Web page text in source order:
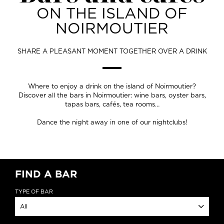
ON THE ISLAND OF
NOIRMOUTIER
SHARE A PLEASANT MOMENT TOGETHER OVER A DRINK
Where to enjoy a drink on the island of Noirmoutier?
Discover all the bars in Noirmoutier: wine bars, oyster bars,
tapas bars, cafés, tea rooms…
Dance the night away in one of our nightclubs!
FIND A BAR
TYPE OF BAR
All